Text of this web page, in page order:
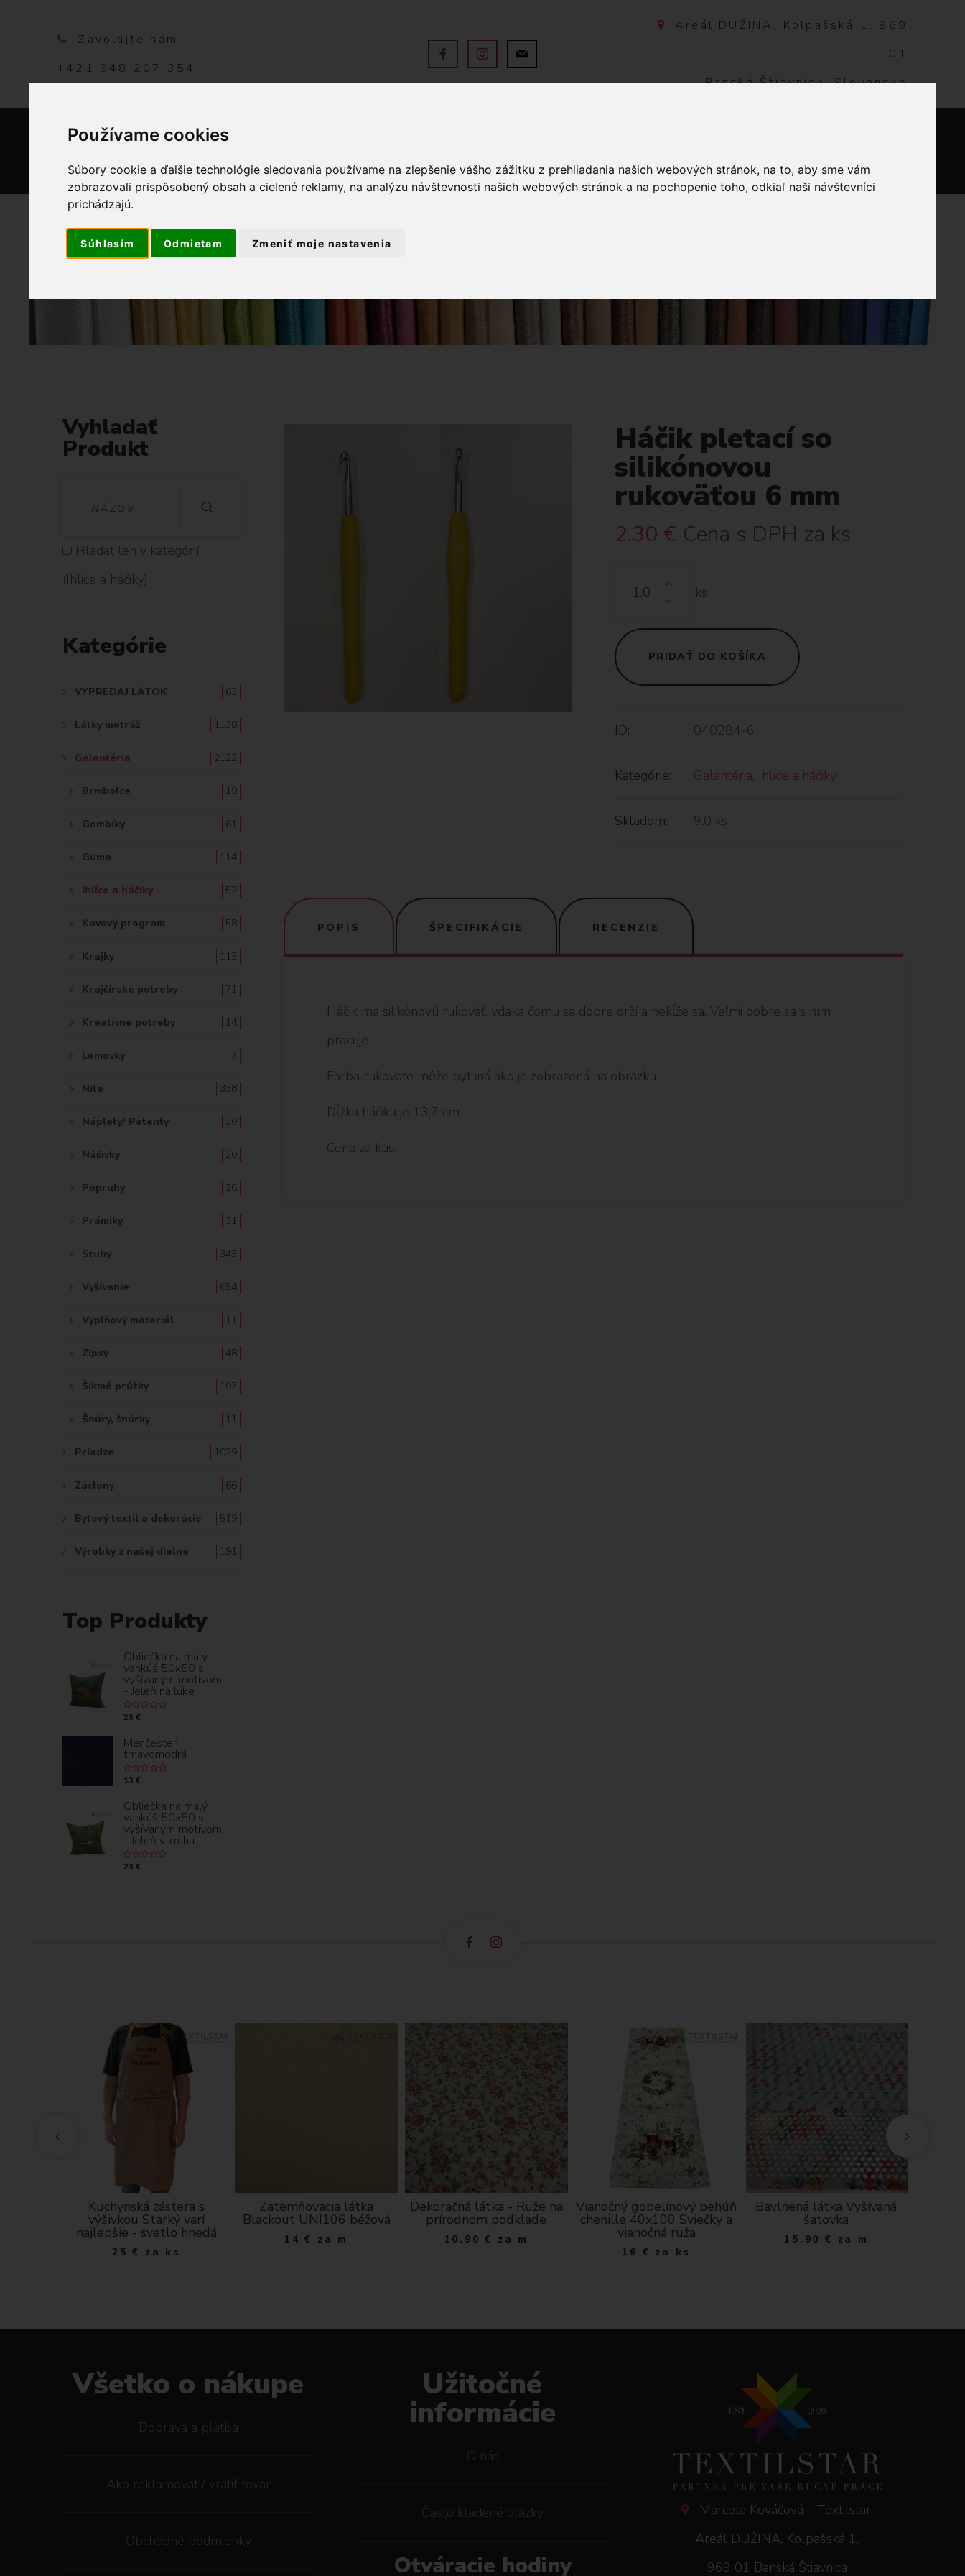
Používame cookies
Súbory cookie a ďalšie technológie sledovania používame na zlepšenie vášho zážitku z prehliadania našich webových stránok, na to, aby sme vám
zobrazovali prispôsobený obsah a cielené reklamy, na analýzu návštevnosti našich webových stránok a na pochopenie toho, odkiaľ naši návštevníci
prichádzajú.
Súhlasím Odmietam Zmeniť moje nastavenia
Zavolajte nám
+421 948 207 354
Areál DUŽINA, Kolpašská 1, 969
01
Banská Štiavnica, Slovensko
Háčik pletací so
silikónovou
rukoväťou 6 mm
2.30 € Cena s DPH za ks
ks
PRIDAŤ DO KOŠÍKA
ID: 040284-6
Kategórie: Galantéria, Ihlice a háčiky
Skladom: 9.0 ks
POPIS ŠPECIFIKÁCIE RECENZIE
Háčik ma silikónovú rukoväť, vďaka čomu sa dobre drží a nekĺže sa. Veľmi dobre sa s ním
pracuje.
Farba rukoväte môže byť iná ako je zobrazená na obrázku
Dĺžka háčika je 13,7 cm.
Cena za kus.
Vyhladať
Produkt
H
L
D
Ť
:
Hladať len v kategórií
(Ihlice a háčiky)
Kategórie
VÝPREDAJ LÁTOK 63
Látky metráž 1138
Galantéria 2122
Brmbolce 19
Gombíky 61
Guma 114
Ihlice a háčiky 52
Kovový program 58
Krajky 113
Krajčírske potreby 71
Kreatívne potreby 14
Lemovky 7
Nite 338
Náplety/ Patenty 30
Nášivky 20
Popruhy 26
Prámiky 31
Stuhy 343
Vyšívanie 654
Výplňový materiál 11
Zipsy 48
Šikmé prúžky 107
Šnúry, šnúrky 11
Priadze 1029
Záclony 66
Bytový textil a dekorácie 519
Výrobky z našej dielne 191
Top Produkty
Obliečka na malý
vankúš 50x50 s
vyšívaným motívom
- Jeleň na lúke
23 €
Menčester
tmavomodrá
13 €
Obliečka na malý
vankúš 50x50 s
vyšívaným motívom
- Jeleň v kruhu
23 €
Kuchynská zástera s
výšivkou Starký varí
najlepšie - svetlo hnedá
25 € za ks
Zatemňovacia látka
Blackout UNI106 béžová
14 € za m
Dekoračná látka - Ruže na
prírodnom podklade
10.90 € za m
Vianočný gobelínový behúň
chenille 40x100 Sviečky a
vianočná ruža
16 € za ks
Bavlnená látka Vyšívaná
šatovka
15.90 € za m
Marcela Kováčová - Textilstar,
Areál DUŽINA, Kolpašská 1,
969 01 Banská Štiavnica
Všetko o nákupe
Doprava a platba
Ako reklamovat / vrátiť tovar
Obchodné podmienky
Užitočné
informácie
O nás
Často kladené otázky
Otváracie hodiny